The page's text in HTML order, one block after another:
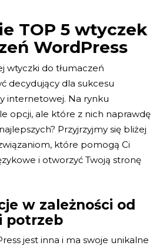
TOP 5 wtyczek
WordPress
wtyczki do tłumaczeń
decydujący dla sukcesu
internetowej. Na rynku
opcji, ale które z nich naprawdę
Przyjrzyjmy się bliżej
które pomogą Ci
i otworzyć Twoją stronę
w zależności od
potrzeb
jest inna i ma swoje unikalne